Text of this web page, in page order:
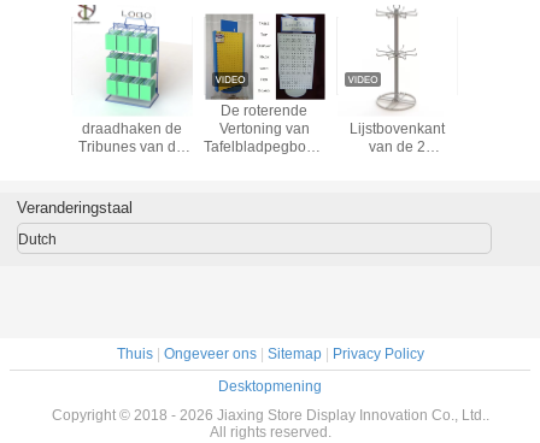
het
de
van
de
De
Spinnerkruidenierswinkel
12 van
Vertoningsrek
Enige van de de
Lijstbovenkant
van het
van de de
Vertoningshouder
4 Tegen de
Vertoningstribunes
van het
met
Veranderingstaal
Dutch
Thuis| Ongeveer ons| Sitemap|
Privacy Policy
Desktopmening
Copyright © 2018 - 2026 Jiaxing Store Display Innovation Co., Ltd..
All rights reserved.